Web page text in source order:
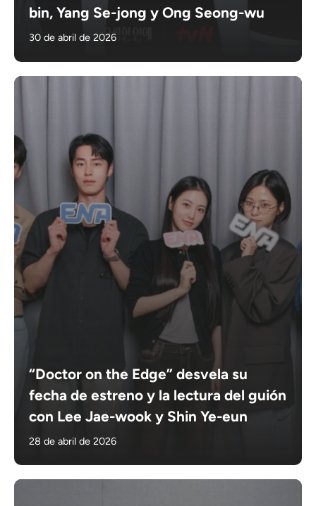
bin, Yang Se-jong y Ong Seong-wu
30 de abril de 2026
“Doctor on the Edge” desvela su
fecha de estreno y la lectura del guión
con Lee Jae-wook y Shin Ye-eun
28 de abril de 2026